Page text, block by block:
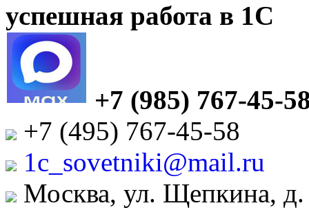
успешная работа в 1С
+7 (985) 767-45-
+7 (495) 767-45-58
1c_sovetniki@mail.ru
Москва, ул. Щепкина,